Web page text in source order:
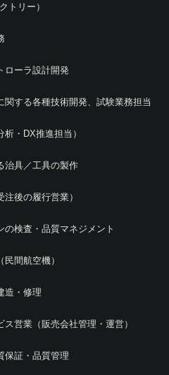
トリー）
ローラ設計開発
関する各種技術開発、試験業務担当
析・DX推進担当）
治具／工具の製作
注後の履行営業）
の検査・品質マネジメント
間航空機）
造・修理
ス営業（販売会社管理・運営）
保証・品質管理